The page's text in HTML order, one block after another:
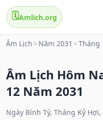
🗓️Amlich.org
Âm Lịch > Năm 2031 >Tháng
Âm Lịch Hôm
12 Năm 2031
Ngày Bính Tý, Tháng Kỷ